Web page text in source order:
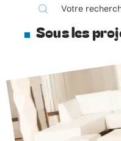
Sous les